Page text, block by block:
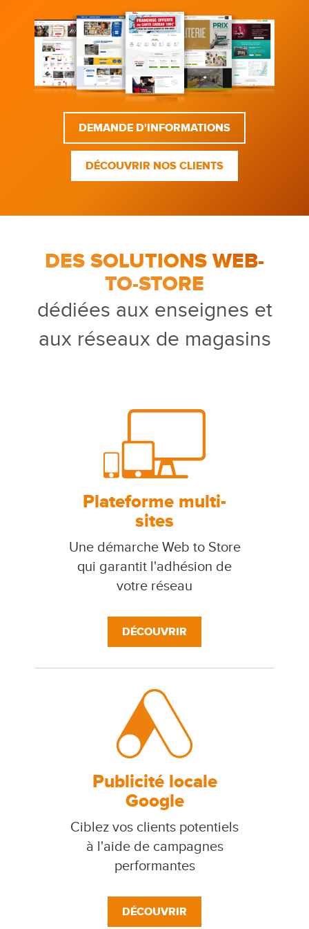
DEMANDE D'INFORMATIONS
DÉCOUVRIR NOS CLIENTS
DES SOLUTIONS WEB-
TO-STORE
dédiées aux enseignes et
aux réseaux de magasins
Plateforme multi-
sites
Une démarche Web to Store
qui garantit l'adhésion de
votre réseau
DÉCOUVRIR
Publicité locale
Google
Ciblez vos clients potentiels
à l'aide de campagnes
performantes
DÉCOUVRIR